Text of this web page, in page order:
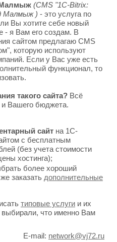
Малмыж (CMS "1C-Bitrix:
Малмыж ) - это услуга по
Вы хотите себе новый
- я Вам его создам. В
сайтом предлагаю CMS
которую используют
Если у Вас уже есть
функционал, то
такого сайта? Всё
и Вашего бюджета.
сайт на 1С-
с бесплатным
(без учета стоимости
хостинга);
более хороший
заказать дополнительные
типовые услуги и их
что именно Вам
E-mail: network@vj72.ru